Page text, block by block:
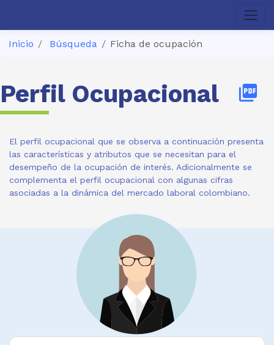
Inicio Búsqueda Ficha de ocupación
Perfil Ocupacional picture_as_pdf
El perfil ocupacional que se observa a continuación presenta
las características y atributos que se necesitan para el
desempeño de la ocupación de interés. Adicionalmente se
complementa el perfil ocupacional con algunas cifras
asociadas a la dinámica del mercado laboral colombiano.